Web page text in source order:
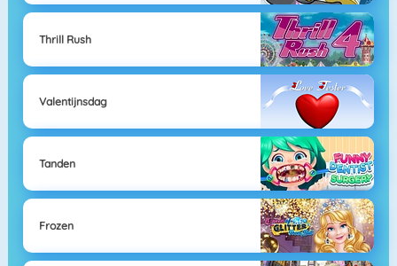
Thrill Rush
Valentijnsdag
Tanden
Frozen